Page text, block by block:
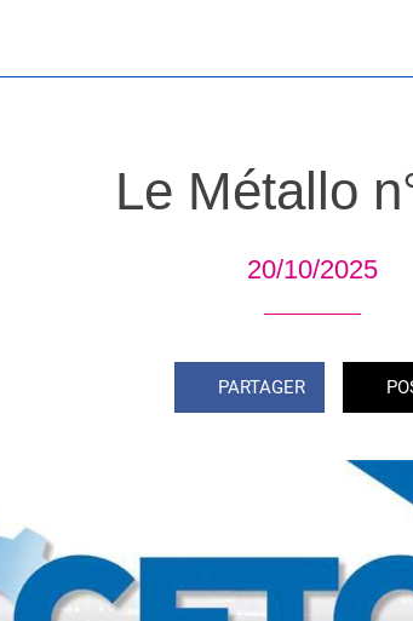
Le Métallo
20/10/2025
PARTAGER